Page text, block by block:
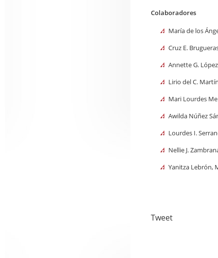
Colaboradores
María de los
Cruz E.
Annette G.
Lirio del C.
Mari Lourdes
Awilda Núñez
Lourdes I.
Nellie J.
Yanitza Lebrón,
Tweet